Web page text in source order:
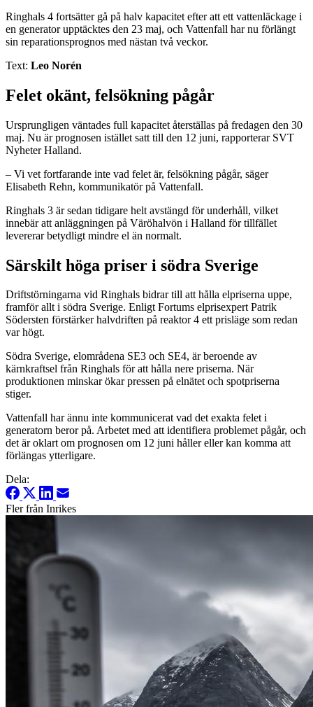
Ringhals 4 fortsätter gå på halv kapacitet efter att ett vattenläckage i
en generator upptäcktes den 23 maj, och Vattenfall har nu förlängt
sin reparationsprognos med nästan två veckor.
Text: Leo Norén
Felet okänt, felsökning pågår
Ursprungligen väntades full kapacitet återställas på fredagen den 30
maj. Nu är prognosen istället satt till den 12 juni, rapporterar SVT
Nyheter Halland.
– Vi vet fortfarande inte vad felet är, felsökning pågår, säger
Elisabeth Rehn, kommunikatör på Vattenfall.
Ringhals 3 är sedan tidigare helt avstängd för underhåll, vilket
innebär att anläggningen på Väröhalvön i Halland för tillfället
levererar betydligt mindre el än normalt.
Särskilt höga priser i södra Sverige
Driftstörningarna vid Ringhals bidrar till att hålla elpriserna uppe,
framför allt i södra Sverige. Enligt Fortums elprisexpert Patrik
Södersten förstärker halvdriften på reaktor 4 ett prisläge som redan
var högt.
Södra Sverige, elområdena SE3 och SE4, är beroende av
kärnkraftsel från Ringhals för att hålla nere priserna. När
produktionen minskar ökar pressen på elnätet och spotpriserna
stiger.
Vattenfall har ännu inte kommunicerat vad det exakta felet i
generatorn beror på. Arbetet med att identifiera problemet pågår, och
det är oklart om prognosen om 12 juni håller eller kan komma att
förlängas ytterligare.
Dela:
Fler från Inrikes